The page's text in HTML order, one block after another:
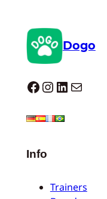
Dogo
Dogo facebook InstagramLinkedIn Mail
Info
Trainers